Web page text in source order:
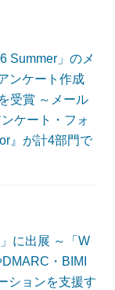
Summer」のメ
ンケート作成
受賞 ～メール
ケート・フォ
』が計4部門で
に出展 ～「W
・BIMI
ションを支援す